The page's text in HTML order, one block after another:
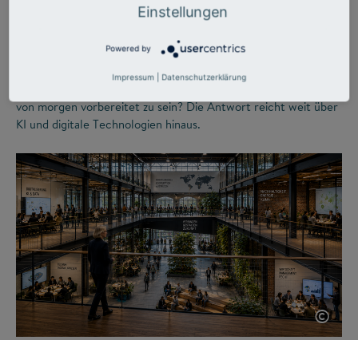
Ein Werkzeugkoffer für
das Ungewisse
von morgen vorbereitet zu sein? Die Antwort reicht weit über
KI und digitale Technologien hinaus.
©
Einstellungen
Powered by
Impressum Datenschutzerklärung